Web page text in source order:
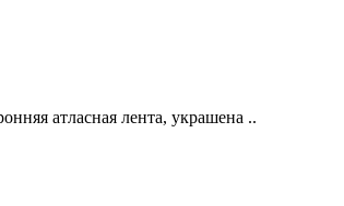
атласная лента, украшена ..